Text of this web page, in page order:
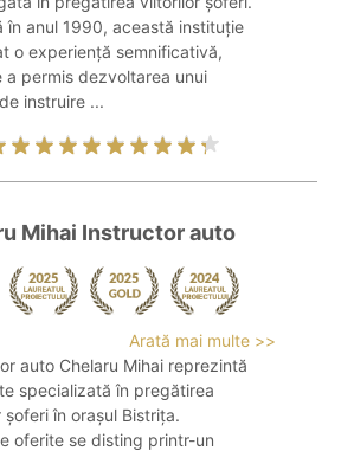
în anul 1990, această instituție
o experiență semnificativă,
a permis dezvoltarea unui
instruire ...
Mihai Instructor auto
Arată mai multe >>
auto Chelaru Mihai reprezintă
specializată în pregătirea
șoferi în orașul Bistrița.
oferite se disting printr-un